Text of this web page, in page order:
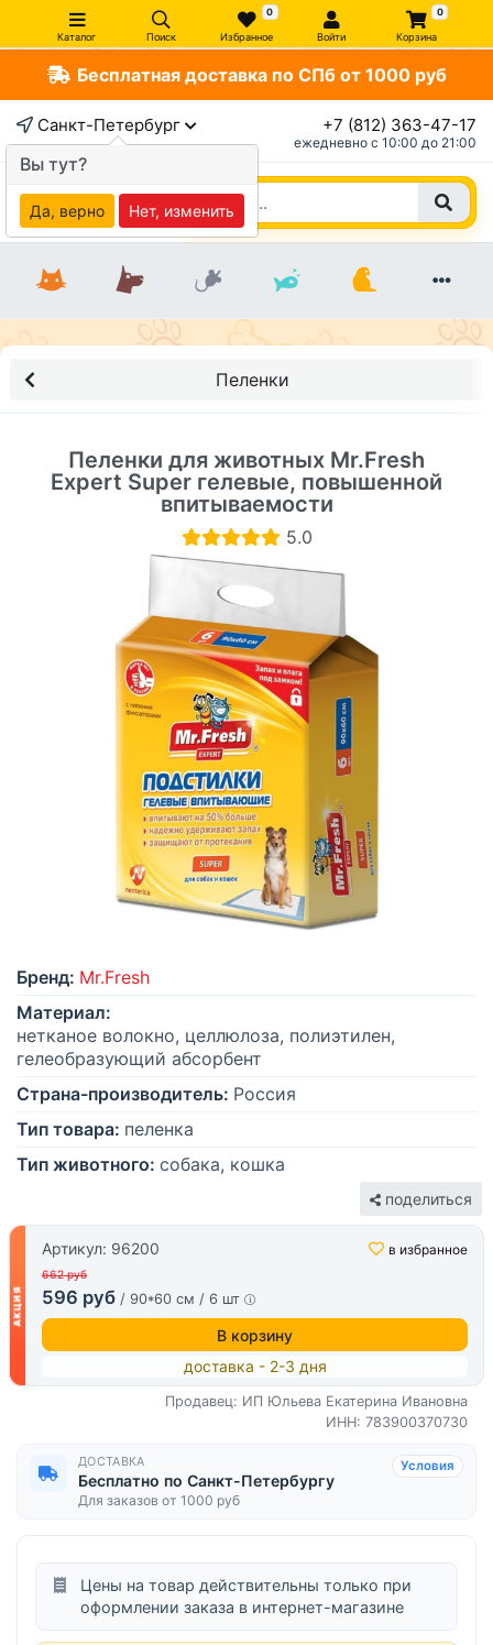
Каталог Поиск
0
Избранное Войти
0
Корзина
Бесплатная доставка по СПб от 1000 руб
Санкт-Петербург +7 (812) 363-47-17
ежедневно c 10:00 до 21:00
Пеленки
Пеленки для животных Mr.Fresh
Expert Super гелевые, повышенной
впитываемости
5.0
Бренд: Mr.Fresh
Материал:
нетканое волокно, целлюлоза, полиэтилен,
гелеобразующий абсорбент
Страна-производитель: Россия
Тип товара: пеленка
Тип животного: собака, кошка
поделиться
Артикул: 96200 в избранное
662 руб
596 руб / 90*60 см / 6 шт
В корзину
доставка - 2-3 дня
Продавец: ИП Юльева Екатерина Ивановна
ИНН: 783900370730
ДОСТАВКА
Бесплатно по Санкт-Петербургу
Для заказов от 1000 руб
Условия
Цены на товар действительны только при
оформлении заказа в интернет-магазине
Вы тут?
Да, верно Нет, изменить